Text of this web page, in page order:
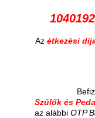
Az étkezési
Szülők és
az alábbi OTP